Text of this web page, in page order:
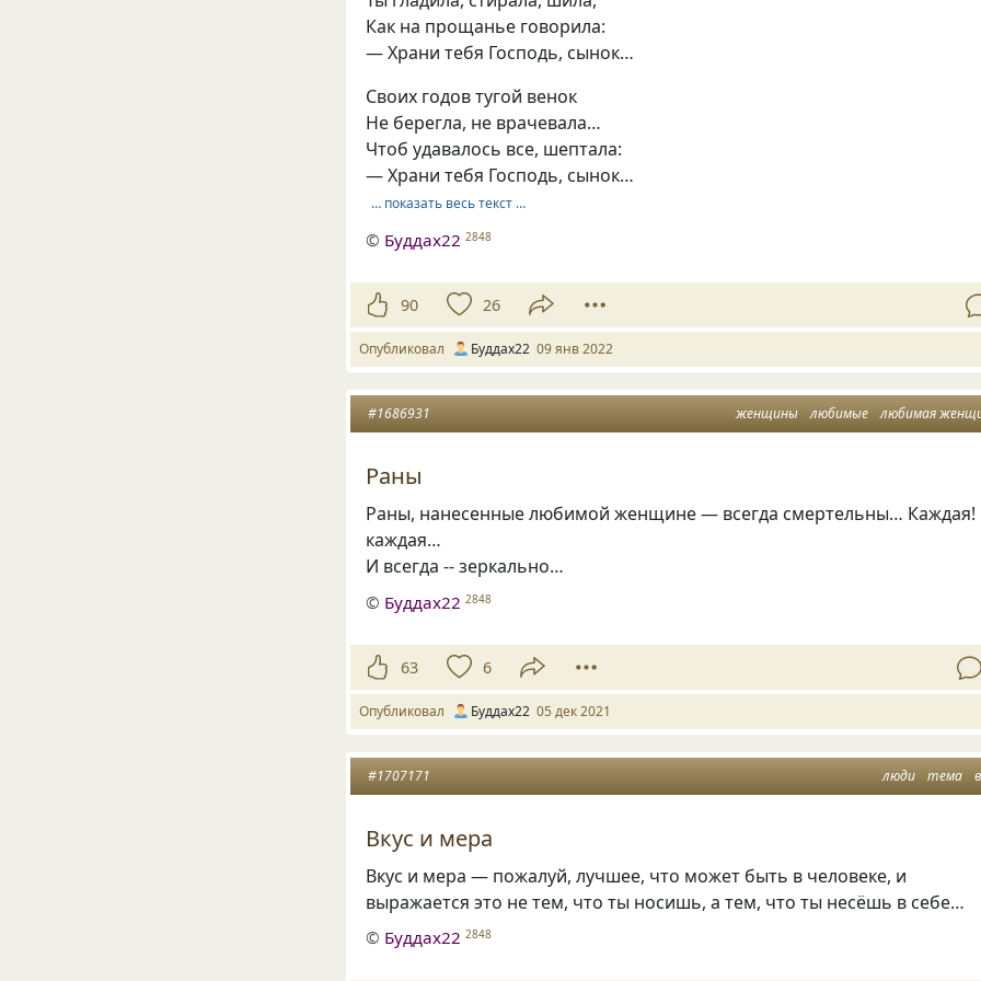
Как на прощанье говорила:
— Храни тебя Господь, сынок…
Своих годов тугой венок
Не берегла, не врачевала…
Чтоб удавалось все, шептала:
— Храни тебя Господь, сынок…
… показать весь текст …
© Буддах22 2848
90 26
Опубликовал Буддах22 09 янв 2022
женщины любимые любимая
#1686931
Раны
Раны, нанесенные любимой женщине — всегда смертельны… Каждая!
каждая…
И всегда -- зеркально…
© Буддах22 2848
63 6
Опубликовал Буддах22 05 дек 2021
люди тема
#1707171
Вкус и мера
Вкус и мера — пожалуй, лучшее, что может быть в человеке, и
выражается это не тем, что ты носишь, а тем, что ты несёшь в себе…
© Буддах22 2848